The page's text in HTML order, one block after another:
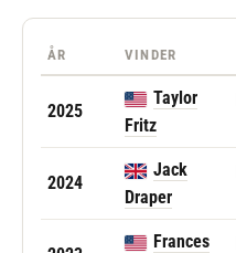
ÅR VINDER
2025
Taylor
Fritz
2024
Jack
Draper
Frances